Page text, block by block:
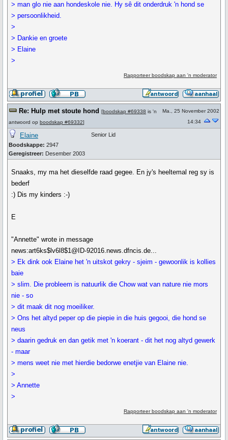
> man glo nie aan hondeskole nie. Hy sê dit onderdruk 'n hond se
> persoonlikheid.
>
> Dankie en groete
> Elaine
>
Rapporteer boodskap aan 'n moderator
Re: Hulp met stoute hond [boodskap #69338 is 'n
antwoord op boodskap #69332]
Ma., 25 November 2002
14:34
Elaine
Boodskappe: 2947
Geregistreer: Desember 2003
Senior Lid
Snaaks, my ma het dieselfde raad gegee. En jy's heeltemal reg sy is
bederf
:) Dis my kinders :-)
E
"Annette" wrote in message
news:art6ks$lv6l8$1@ID-92016.news.dfncis.de...
> Ek dink ook Elaine het 'n uitskot gekry - sjeim - gewoonlik is kollies
baie
> slim. Die probleem is natuurlik die Chow wat van nature nie mors
nie - so
> dit maak dit nog moeiliker.
> Ons het altyd peper op die piepie in die huis gegooi, die hond se
neus
> daarin gedruk en dan getik met 'n koerant - dit het nog altyd gewerk
- maar
> mens weet nie met hierdie bedorwe enetjie van Elaine nie.
>
> Annette
>
Rapporteer boodskap aan 'n moderator